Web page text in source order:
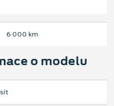
6 000 km
o modelu